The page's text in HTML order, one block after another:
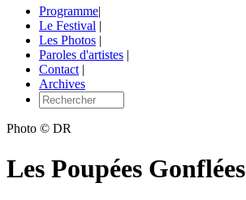
Programme|
Le Festival |
Les Photos |
Paroles d'artistes |
Contact |
Archives
Photo © DR
Les Poupées Gonflées